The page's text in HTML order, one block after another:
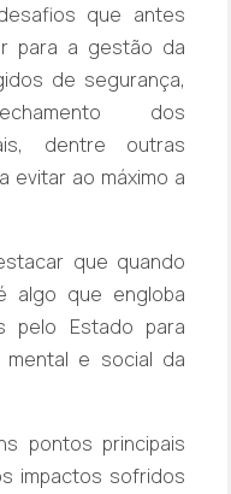
que antes
para a gestão da
de segurança,
dos
dentre outras
evitar ao máximo a
que quando
algo que engloba
pelo Estado para
e social da
pontos principais
impactos sofridos